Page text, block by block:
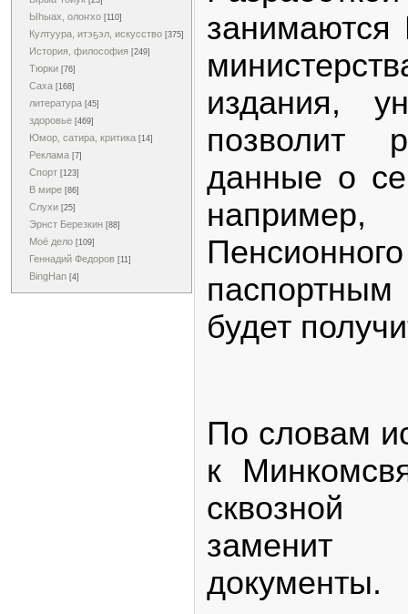
Ыһыах, олоҥхо [110]
Култуура, итэҕэл, искусство [375]
История, философия [249]
Тюрки [76]
Саха [168]
литература [45]
здоровье [469]
Юмор, сатира, критика [14]
Реклама [7]
Спорт [123]
В мире [86]
Слухи [25]
Эрнст Березкин [88]
Моё дело [109]
Геннадий Федоров [11]
BingHan [4]
занимаются
издания,
позволит
данные о
будет
По словам
к
сквозной
документы.